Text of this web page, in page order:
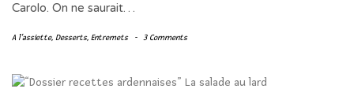
Carolo. On ne saurait…
A l'assiette, Desserts, Entremets - 3 Comments